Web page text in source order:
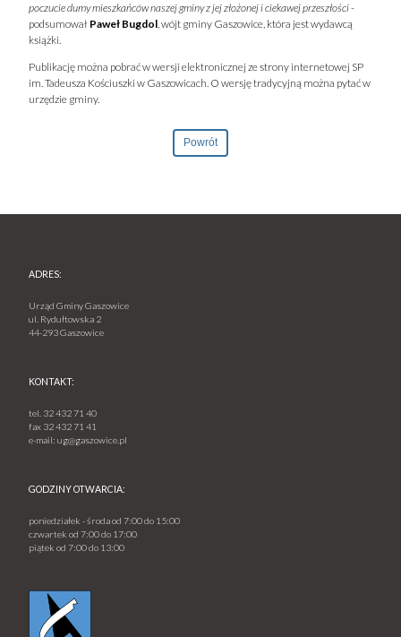
poczucie dumy mieszkańców naszej gminy z jej złożonej i ciekawej przeszłości-
podsumował Paweł Bugdol, wójt gminy Gaszowice, która jest wydawcą
książki.
Publikację można pobrać w wersji elektronicznej ze strony internetowej SP
im. Tadeusza Kościuszki w Gaszowicach. O wersję tradycyjną można pytać w
urzędzie gminy.
Powrót
ADRES:
Urząd Gminy Gaszowice
ul. Rydułtowska 2
44-293 Gaszowice
KONTAKT:
tel. 32 432 71 40
fax 32 432 71 41
e-mail:ug@gaszowice.pl
GODZINY OTWARCIA:
poniedziałek - środa od 7:00 do 15:00
czwartek od 7:00 do 17:00
piątek od 7:00 do 13:00